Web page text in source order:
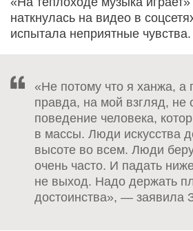
наткнулась на видео в
испытала неприятные чувства.
«Не потому что я ханжа, а
правда, на мой взгляд, не
поведение человека,
в массы. Люди искусства
высоте во всем. Люди
очень часто. И падать
не выход. Надо держать
достоинства», — заявила